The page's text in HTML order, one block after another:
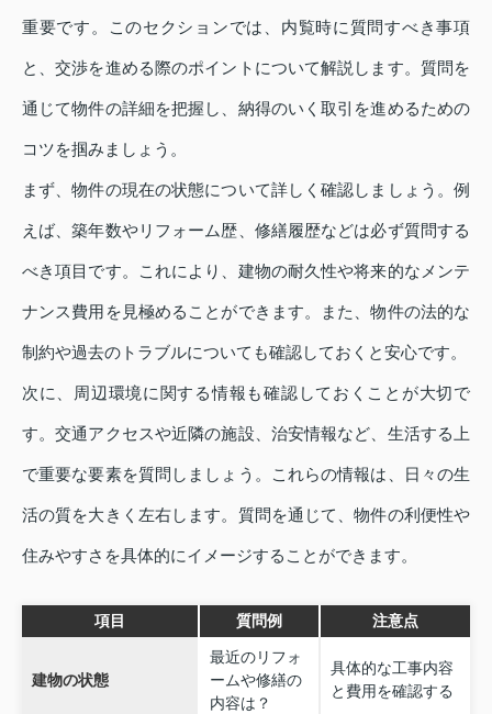
重要です。このセクションでは、内覧時に質問すべき事項
と、交渉を進める際のポイントについて解説します。質問を
通じて物件の詳細を把握し、納得のいく取引を進めるための
コツを掴みましょう。
まず、物件の現在の状態について詳しく確認しましょう。例
えば、築年数やリフォーム歴、修繕履歴などは必ず質問する
べき項目です。これにより、建物の耐久性や将来的なメンテ
ナンス費用を見極めることができます。また、物件の法的な
制約や過去のトラブルについても確認しておくと安心です。
次に、周辺環境に関する情報も確認しておくことが大切で
す。交通アクセスや近隣の施設、治安情報など、生活する上
で重要な要素を質問しましょう。これらの情報は、日々の生
活の質を大きく左右します。質問を通じて、物件の利便性や
住みやすさを具体的にイメージすることができます。
項目 質問例 注意点
建物の状態
最近のリフォ
ームや修繕の
内容は？
具体的な工事内容
と費用を確認する